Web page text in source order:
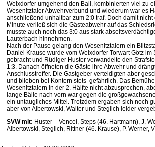
Weixdorfer umgehend den Ball, kombinierten viel zu
Wesenitztaler Abwehrverbund und wiederum war es
anschließend unhaltbar zum 2:0 traf. Doch damit nicht
Minute verließ sich die Gästeabwehr auf das
musste auch noch das 3:0 aus stark
Lauterbach hinnehmen.
Nach der Pause gelang den Wesenitztalern ein
Daniel Krause wurde vom Weixdorfer Torwart Götz im
gebracht und Rüdiger Huster verwandelte den
1:3. Danach öffneten die Gäste ihre Abwehr und
Anschlusstreffer. Die Gastgeber verteidigten aber
und blieben bei Kontern stets gefährlich. Das
Wesenitztalern in der 2. Hälfte nicht abzusprechen,
lange Bälle nach vorn war gegen die
ein untaugliches Mittel. Trotzdem ergaben sich noch
aber von Albertowski, Walter und Steglich leider
SVW mit: Huster – Vencel, Steps (46. Hartmann), J.
Albertowski, Steglich, Rittner (46. Krause), P. Werner,